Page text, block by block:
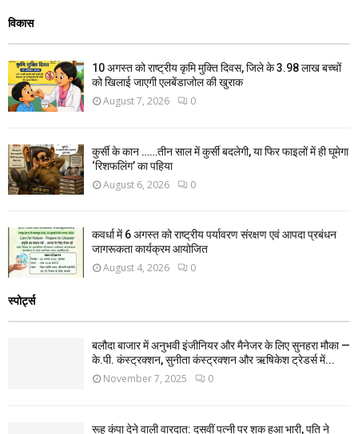
विकास
10 अगस्त को राष्ट्रीय कृमि मुक्ति दिवस, जिले के 3.98 लाख बच्चों
को खिलाई जाएगी एलबेंडाजोल की खुराक
August 7, 2026 0
कुर्सी के कान ……तीन साल में कुर्सी बदलेगी, या फिर फाइलों में ही घूमेगा
‘रिशफलिंग’ का पहिया
August 6, 2026 0
कवर्धा में 6 अगस्त को राष्ट्रीय पर्यावरण संरक्षण एवं आपदा प्रबंधन
जागरूकता कार्यक्रम आयोजित
August 4, 2026 0
स्पोर्ट्स
बलौदा बाजार में अनुभवी इंजीनियर और मैनेजर के लिए सुनहरा मौका —
के.पी. कंस्ट्रक्शन, सुनीता कंस्ट्रक्शन और ऋषिकेश ट्रेडर्स में...
November 7, 2025 0
रूह कंपा देने वाली वारदात: दसवीं पत्नी पर शक हुआ भारी, पति ने